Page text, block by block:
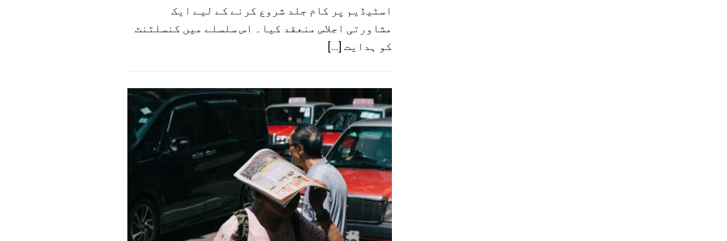
اسٹیڈیم پر کام جلد شروع کرنے کے لیے ایک
مشاورتی اجلاس منعقد کیا۔ اس سلسلے میں کنسلٹنٹ
کو ہدایت [...]